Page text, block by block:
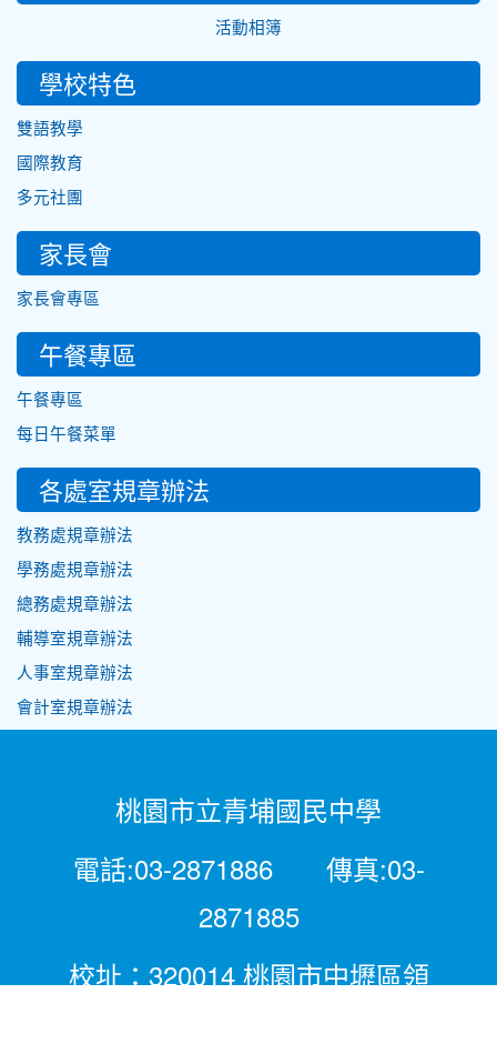
活動相簿
學校特色
雙語教學
國際教育
多元社團
家長會
家長會專區
午餐專區
午餐專區
每日午餐菜單
各處室規章辦法
教務處規章辦法
學務處規章辦法
總務處規章辦法
輔導室規章辦法
人事室規章辦法
會計室規章辦法
桃園市立青埔國民中學
電話:03-2871886 傳真:03-
2871885
校址：320014 桃園市中壢區領